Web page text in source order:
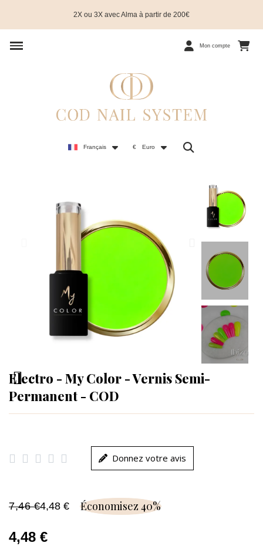
2X ou 3X avec Alma à partir de 200€
Mon compte
Français € Euro
Electro - My Color - Vernis Semi-
Permanent - COD
     Donnez votre avis
7,46 €4,48 € Économisez 40%
4,48 €